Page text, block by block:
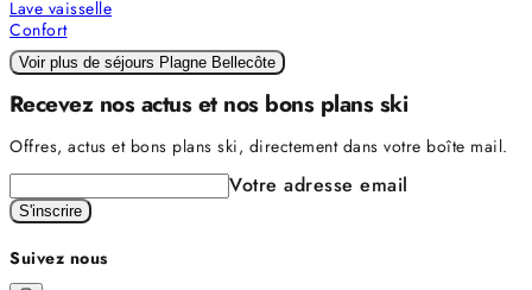
Lave vaisselle
Confort
Voir plus de séjours Plagne Bellecôte
Recevez nos actus et nos bons plans ski
Offres, actus et bons plans ski, directement dans votre boîte mail.
Votre adresse email
S'inscrire
Suivez nous